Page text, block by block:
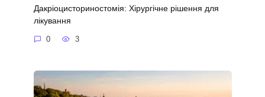
Дакріоцисториностомія: Хірургічне рішення для
лікування
0 3